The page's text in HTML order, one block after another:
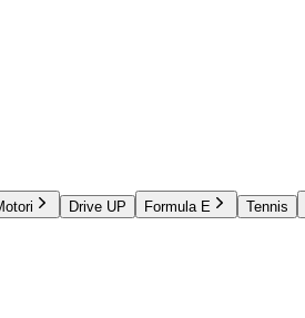
Drive UP Formula E Tennis